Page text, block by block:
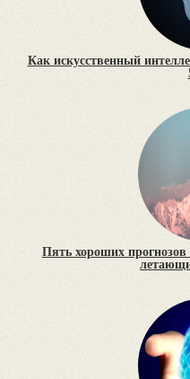
Как искусственный
Пять хороших